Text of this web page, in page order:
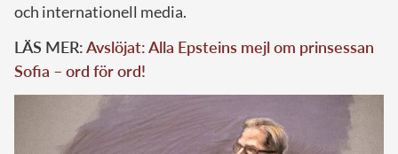
och internationell media.
LÄS MER:Avslöjat: Alla Epsteins mejl om prinsessan
Sofia – ord för ord!